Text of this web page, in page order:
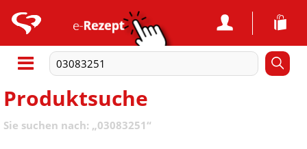
Produktsuche
Sie suchen nach: „03083251“